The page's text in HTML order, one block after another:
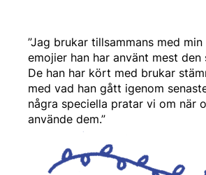
”Jag brukar tillsammans med
emojier han har använt mest den
De han har kört med brukar
med vad han gått igenom
några speciella pratar vi om när
använde dem.”